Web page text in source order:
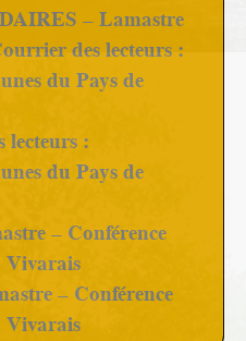
– Lamastre
des lecteurs :
du Pays de
lecteurs :
du Pays de
– Conférence
Vivarais
– Conférence
Vivarais